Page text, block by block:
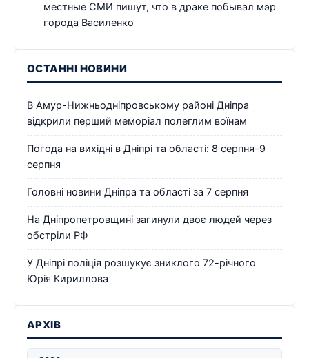
местные СМИ пишут, что в драке побывал мэр
города Василенко
ОСТАННІ НОВИНИ
В Амур-Нижньодніпровському районі Дніпра
відкрили перший меморіал полеглим воїнам
Погода на вихідні в Дніпрі та області: 8 серпня–9
серпня
Головні новини Дніпра та області за 7 серпня
На Дніпропетровщині загинули двоє людей через
обстріли РФ
У Дніпрі поліція розшукує зниклого 72-річного
Юрія Кириллова
АРХІВ